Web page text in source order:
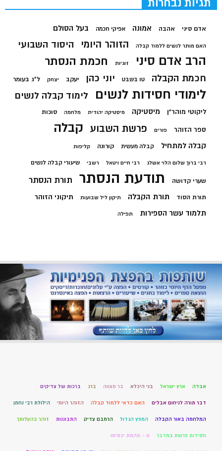
תגיות נבחרות
אדם סיני אהבה אמונה אפיקי חכמה בעל הסולם
האם מותר לנשים ללמוד קבלה הזוהר היומי היסוד השבועי
הרב אדם סיני זוגיות חכמת הנסתר
חכמת הקבלה טו בשבט יוני כהן יעקב יצחק ל"ג בעומר
לימודי חסידות לנשים לימוד קבלה לנשים
ליקוטי מוהר"ן מיסטיקה מיסטיקה יהודית מלחמה סוכות
ספר הזוהר פורים פרשת השבוע קבלה
קבלה למתחיל קבלה מעשית קורונה קליפות
רבי ברוך שלום הלוי אשלג רבי חיים ויטאל רשבי שיעורי קבלה לנשים
שערי קדושה תודעת הנסתר תורת הנסתר
תורת הסוד תורת הקבלה תיקון ליל שבועות תיקוני הזוהר
תלמוד עשר הספירות תפילה
אבדה ארץ ישראל בני היכלא בר מצווה ברג ברכות של צדיקים
דבר תורה לניחום אבלים האם כדאי ללמוד קבלה הזוהר היומי הילולת רבי נחמן
המלחמה באור הקבלה המפץ הגדול הרמבם צדיק התבוננות זוהר בהעלותך
חסידות פרשת במדבר ט – תהמת יכסימו